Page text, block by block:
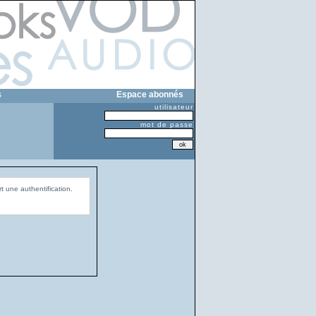
Espace abonnés
utilisateur
mot de passe
une authentification.